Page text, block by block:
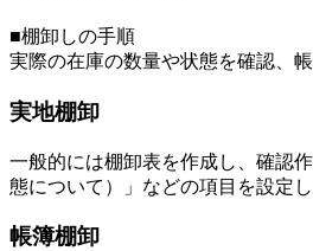
■棚卸しの手順
実際の在庫の数量や状態を確認、
実地棚卸
一般的には棚卸表を作成し、確認
態について）」などの項目を設定し
帳簿棚卸